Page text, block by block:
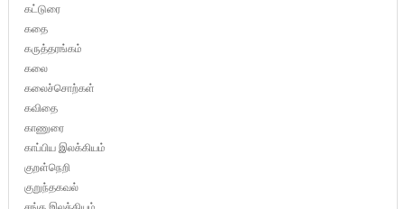
கட்டுரை
கதை
கருத்தரங்கம்
கலை
கலைச்சொற்கள்
கவிதை
காணுரை
காப்பிய இலக்கியம்
குறள்நெறி
குறுந்தகவல்